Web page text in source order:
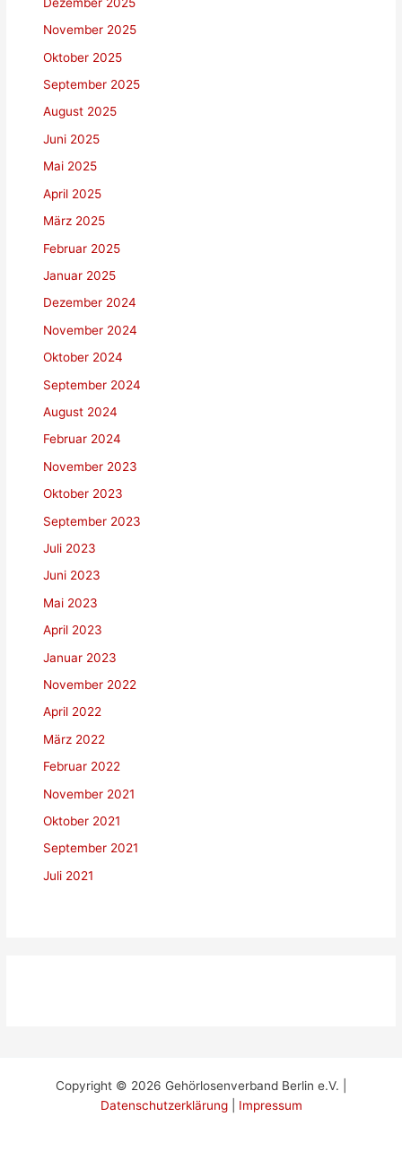
November 2025
Oktober 2025
September 2025
August 2025
Juni 2025
Mai 2025
April 2025
März 2025
Februar 2025
Januar 2025
Dezember 2024
November 2024
Oktober 2024
September 2024
August 2024
Februar 2024
November 2023
Oktober 2023
September 2023
Juli 2023
Juni 2023
Mai 2023
April 2023
Januar 2023
November 2022
April 2022
März 2022
Februar 2022
November 2021
Oktober 2021
September 2021
Juli 2021
Copyright © 2026 Gehörlosenverband Berlin e.V. |
Datenschutzerklärung| Impressum